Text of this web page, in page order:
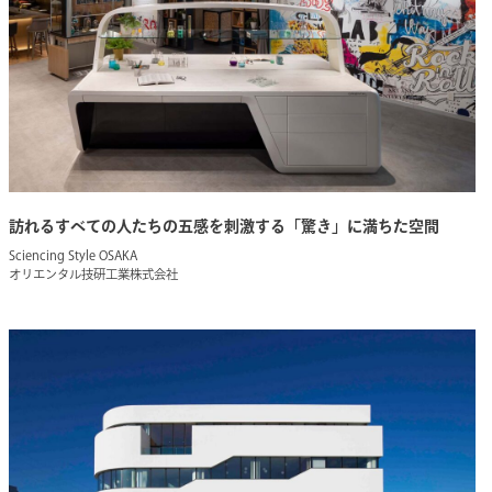
訪れるすべての人たちの五感を刺激する「驚き」に満ちた空間
Sciencing Style OSAKA
オリエンタル技研工業株式会社